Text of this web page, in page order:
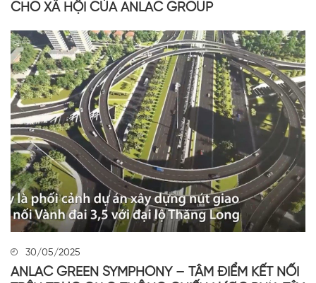
CHO XÃ HỘI CỦA ANLAC GROUP
30/05/2025
ANLAC GREEN SYMPHONY – TÂM ĐIỂM KẾT NỐI